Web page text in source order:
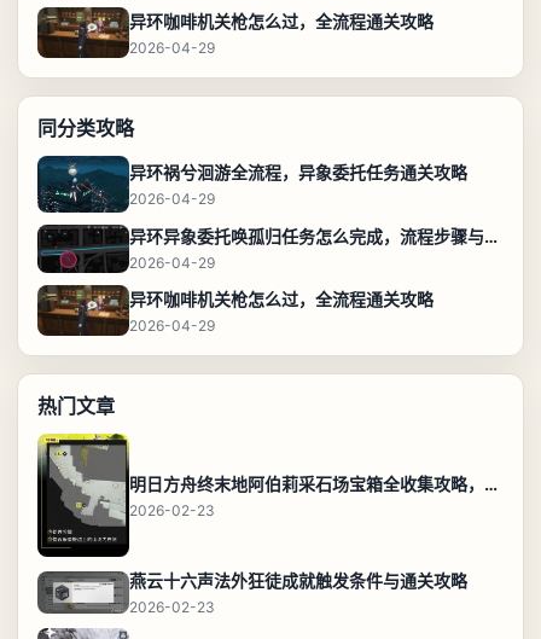
异环咖啡机关枪怎么过，全流程通关攻略
2026-04-29
同分类攻略
异环祸兮洄游全流程，异象委托任务通关攻略
2026-04-29
异环异象委托唤孤归任务怎么完成，流程步骤与位置攻略
2026-04-29
异环咖啡机关枪怎么过，全流程通关攻略
2026-04-29
热门文章
明日方舟终末地阿伯莉采石场宝箱全收集攻略，全点位分布图与路线
2026-02-23
燕云十六声法外狂徒成就触发条件与通关攻略
2026-02-23